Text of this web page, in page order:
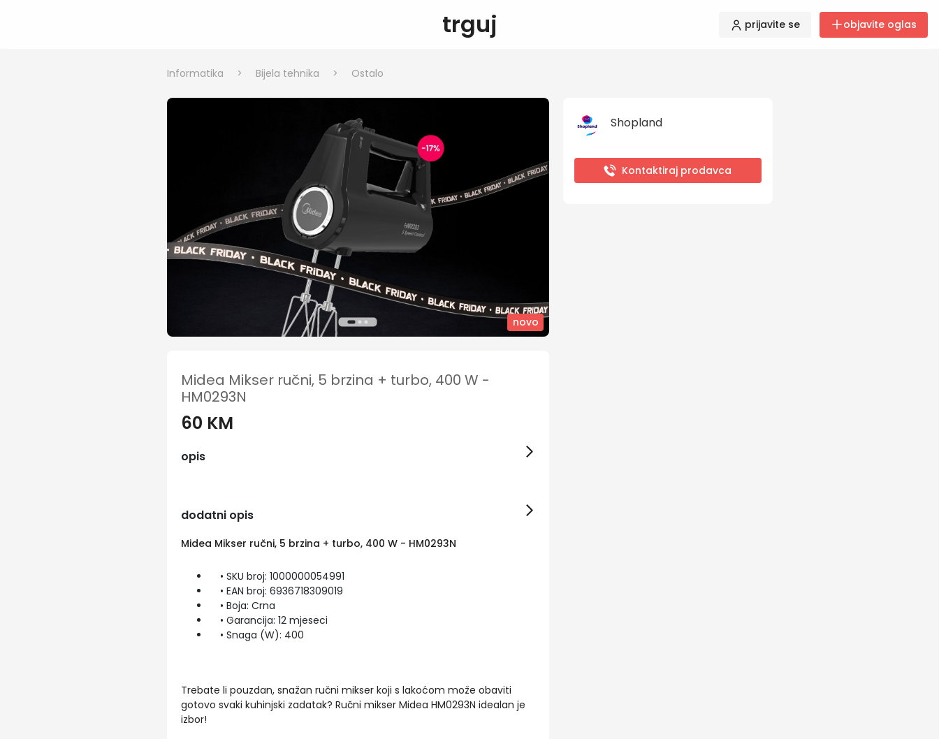
trguj prijavite se objavite oglas
Informatika > Bijela tehnika > Ostalo
novo
Midea Mikser ručni, 5 brzina + turbo, 400 W -
HM0293N
60 KM
opis
dodatni opis
Midea Mikser ručni, 5 brzina + turbo, 400 W - HM0293N
• SKU broj: 1000000054991
• EAN broj: 6936718309019
• Boja: Crna
• Garancija: 12 mjeseci
• Snaga (W): 400
Trebate li pouzdan, snažan ručni mikser koji s lakoćom može obaviti
gotovo svaki kuhinjski zadatak? Ručni mikser Midea HM0293N idealan je
izbor!
Shopland
Kontaktiraj prodavca